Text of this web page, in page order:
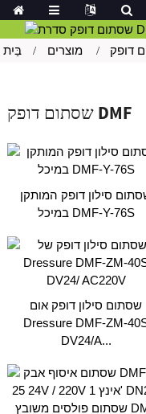
בַּיִת מוצרים דופק
שסתום דופק DMF
סילון דופק המותקן
במיכל DMF-Y-76S
שסתום סילון דופק אום
Dressure DMF-ZM-
DV24/A...